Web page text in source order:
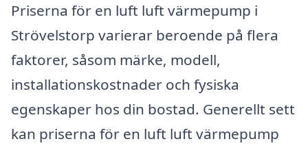
Priserna för en luft luft värmepump i
Strövelstorp varierar beroende på flera
faktorer, såsom märke, modell,
installationskostnader och fysiska
egenskaper hos din bostad. Generellt sett
kan priserna för en luft luft värmepump